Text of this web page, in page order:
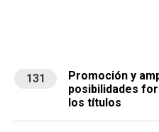
131
Promoción y
posibilidades
los títulos